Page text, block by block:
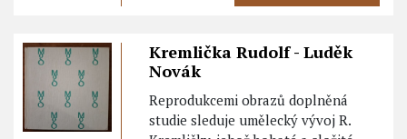
Kremlička Rudolf - Luděk
Novák
Reprodukcemi obrazů doplněná
studie sleduje umělecký vývoj R.